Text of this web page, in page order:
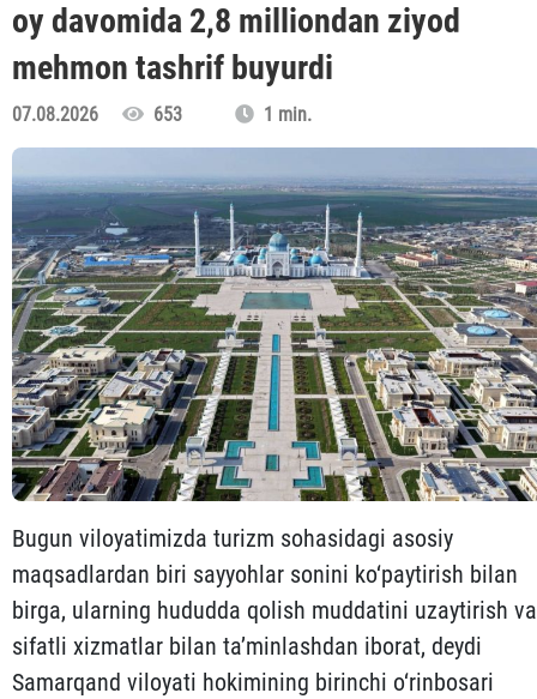
oy davomida 2,8 milliondan ziyod
mehmon tashrif buyurdi
07.08.2026 653 1 min.
Bugun viloyatimizda turizm sohasidagi asosiy
maqsadlardan biri sayyohlar sonini ko‘paytirish bilan
birga, ularning hududda qolish muddatini uzaytirish va
sifatli xizmatlar bilan ta’minlashdan iborat, deydi
Samarqand viloyati hokimining birinchi o‘rinbosari